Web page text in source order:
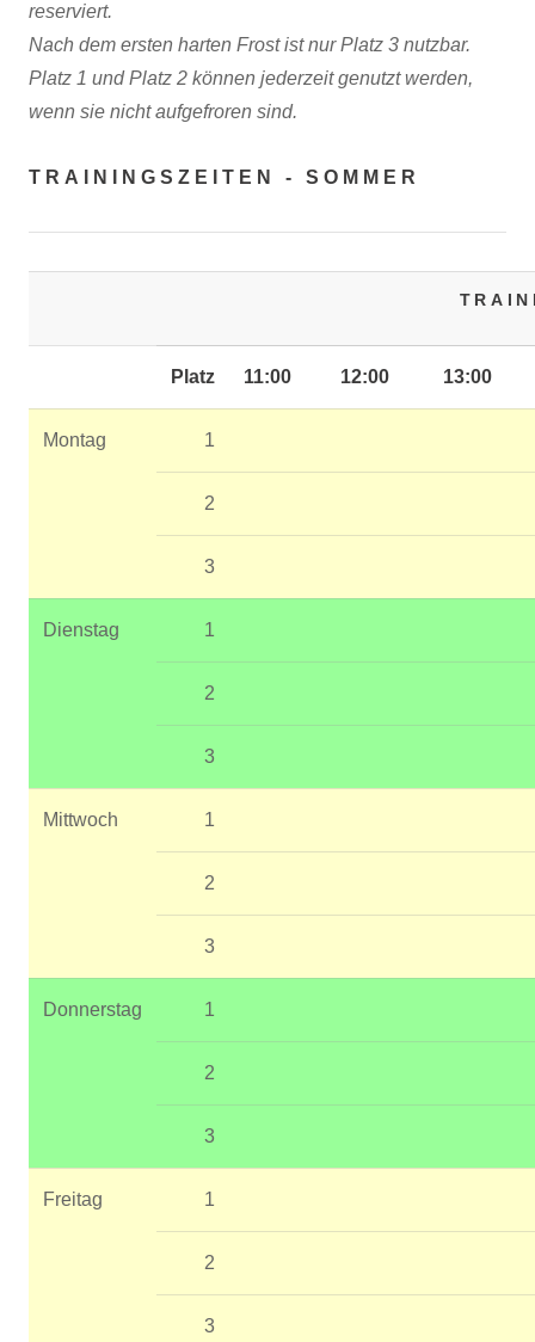
reserviert.
Nach dem ersten harten Frost ist nur Platz 3 nutzbar.
Platz 1 und Platz 2 können jederzeit genutzt werden,
wenn sie nicht aufgefroren sind.
TRAININGSZEITEN - SOMMER
Platz 11:00 12:00 13:00
Montag 1
2
3
Dienstag 1
2
3
Mittwoch 1
2
3
Donnerstag 1
2
3
Freitag 1
2
3